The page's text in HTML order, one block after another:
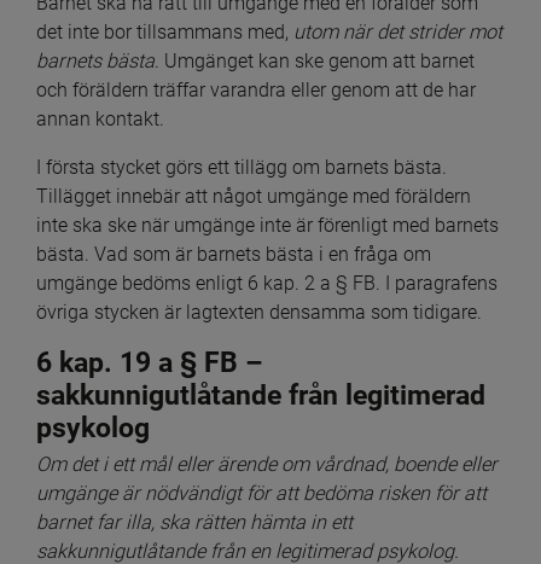
det inte bor tillsammans med, utom när det strider mot
barnets bästa. Umgänget kan ske genom att barnet
och föräldern träffar varandra eller genom att de har
annan kontakt.
I första stycket görs ett tillägg om barnets bästa.
Tillägget innebär att något umgänge med föräldern
inte ska ske när umgänge inte är förenligt med barnets
bästa. Vad som är barnets bästa i en fråga om
umgänge bedöms enligt 6 kap. 2 a § FB. I paragrafens
övriga stycken är lagtexten densamma som tidigare.
6 kap. 19 a § FB –
sakkunnigutlåtande från legitimerad
psykolog
Om det i ett mål eller ärende om vårdnad, boende eller
umgänge är nödvändigt för att bedöma risken för att
barnet far illa, ska rätten hämta in ett
sakkunnigutlåtande från en legitimerad psykolog.